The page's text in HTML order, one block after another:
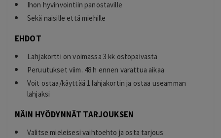
Ihon hyvinvointiin panostaville
Sekä naisille että miehille
EHDOT
Lahjakortti on voimassa 3 kk ostopäivästä
Peruutukset viim. 48 h ennen varattua aikaa
Voit ostaa/käyttää 1 lahjakortin ja ostaa useamman
lahjaksi
NÄIN HYÖDYNNÄT TARJOUKSEN
Valitse mieleisesi vaihtoehto ja osta tarjous